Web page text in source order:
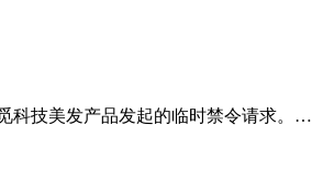
科技美发产品发起的临时禁令请求。…